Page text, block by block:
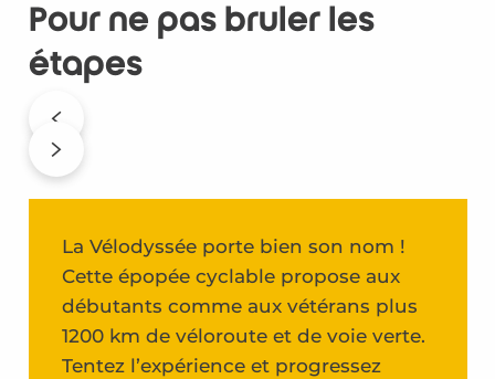
Pour ne pas brûler les
étapes
La Vélodyssée porte bien son nom !
Cette épopée cyclable propose aux
débutants comme aux vétérans plus
1200 km de véloroute et de voie verte.
Tentez l’expérience et progressez